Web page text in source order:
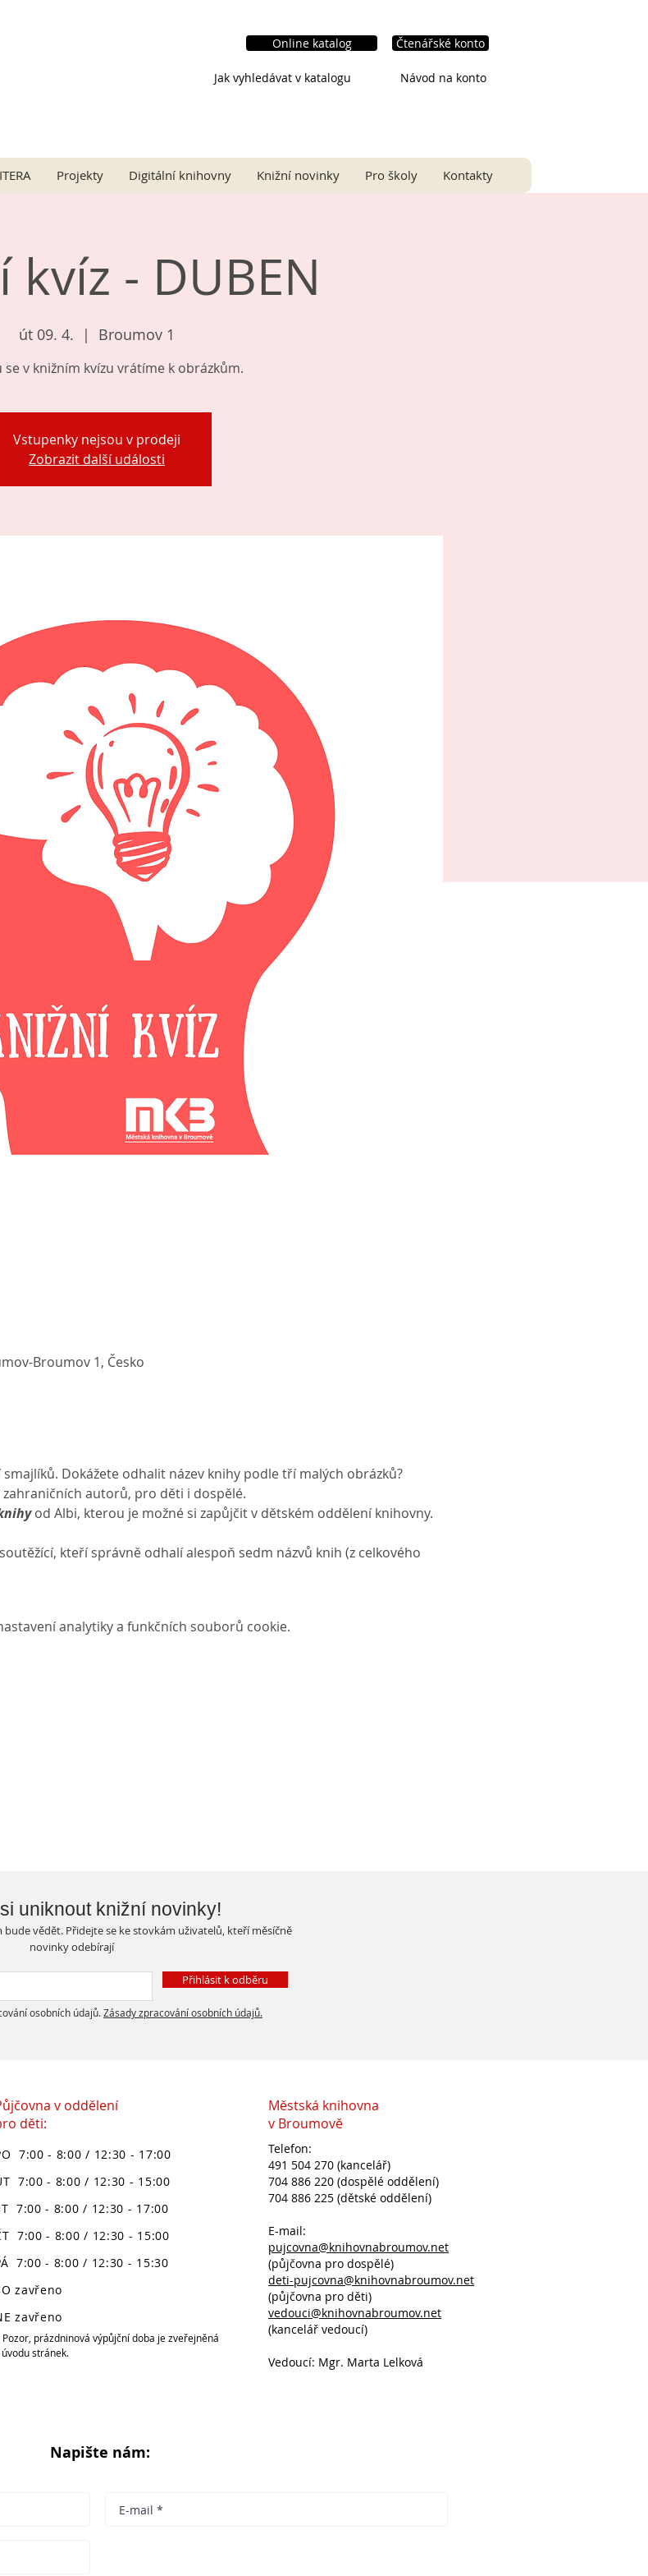
Online katalog
Jak vyhledávat v katalogu
Čtenářské konto
Návod na konto
Projekty Digitální knihovny Knižní novinky Pro školy Kontakty
kvíz - DUBEN
út 09. 4.
  |
Broumov 1
se v knižním kvízu vrátíme k obrázkům.
Vstupenky nejsou v prodeji
Zobrazit další události
Broumov 1, Česko
Dokážete odhalit název knihy podle tří malých obrázků?
zahraničních autorů, pro děti i dospělé.
od Albi, kterou je možné si zapůjčit v dětském oddělení knihovny.
kteří správně odhalí alespoň sedm názvů knih (z celkového
analytiky a funkčních souborů cookie.
v oddělení
děti:
7:00 - 8:00 / 12:30 - 17:00
7:00 - 8:00 / 12:30 - 15:00
7:00 - 8:00 / 12:30 - 17:00
7:00 - 8:00 / 12:30 - 15:00
7:00 - 8:00 / 12:30 - 15:30
zavřeno
zavřeno
prázdninová výpůjční doba je zveřejněná
úvodu stránek.
Městská knihovna
v Broumově
Telefon:
491 504 270 (kancelář)
704 886 220 (dospělé oddělení)
704 886 225 (dětské oddělení)
E-mail:
pujcovna@knihovnabroumov.net
(půjčovna pro dospělé)
deti-pujcovna@knihovnabroumov.net
(půjčovna pro děti)
vedouci@knihovnabroumov.net
(kancelář vedoucí)
Vedoucí: Mgr. Marta Lelková
Napište nám:
uniknout knižní novinky!
vědět. Přidejte se ke stovkám uživatelů, kteří měsíčně
novinky odebírají
Přihlásit k odběru
osobních údajů.Zásady zpracování osobních údajů.